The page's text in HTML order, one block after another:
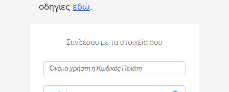
οδηγίες εδώ.